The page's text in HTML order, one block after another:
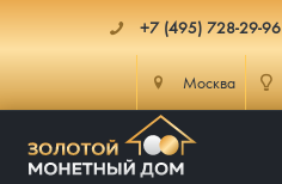
+7 (495) 728-29-96
Москва